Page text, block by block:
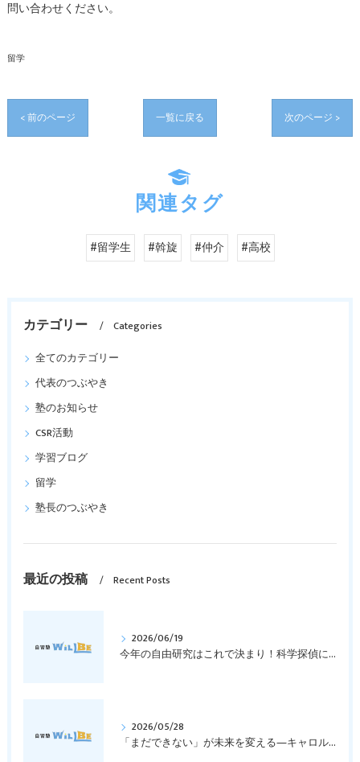
問い合わせください。
留学
< 前のページ 一覧に戻る 次のページ >
関連タグ
#留学生 #斡旋 #仲介 #高校
カテゴリー
Categories
全てのカテゴリー
代表のつぶやき
塾のお知らせ
CSR活動
学習ブログ
留学
塾長のつぶやき
最近の投稿 Recent Posts
2026/06/19
今年の自由研究はこれで決まり！科学探偵になって指紋の謎を解き明かそう！｜元中学高校教員で私立学校の放課後校内塾を経営する西宮・今津の習いごと教室＆自習塾WillBe
2026/05/28
「まだできない」が未来を変える―キャロル・ドゥエックの成長マインドセットとは？｜元中学高校教員で私立学校の放課後校内塾を経営する西宮・今津の習いごと教室＆自習塾WillBe